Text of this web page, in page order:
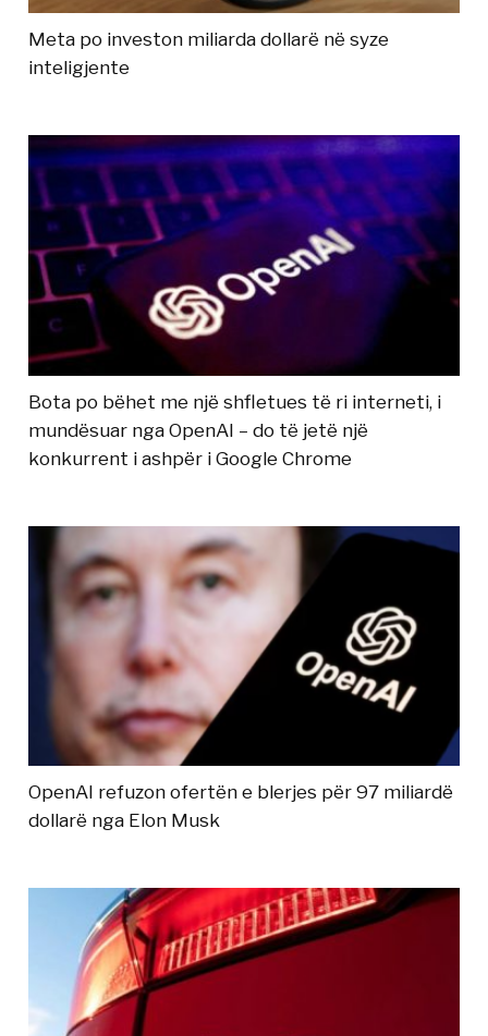
Meta po investon miliarda dollarë në syze
inteligjente
Bota po bëhet me një shfletues të ri interneti, i
mundësuar nga OpenAI – do të jetë një
konkurrent i ashpër i Google Chrome
OpenAI refuzon ofertën e blerjes për 97 miliardë
dollarë nga Elon Musk